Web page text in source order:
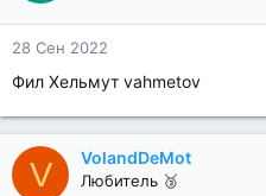
28 Сен 2022
Фил Хельмут vahmetov
V VolandDeMot
Любитель 🥉